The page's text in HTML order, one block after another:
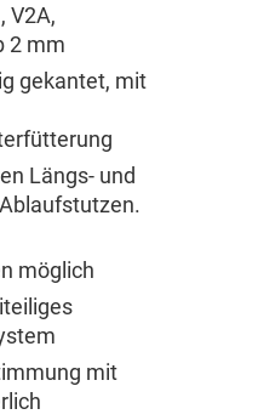
V2A,
2 mm
gekantet, mit
Längs- und
möglich
mit